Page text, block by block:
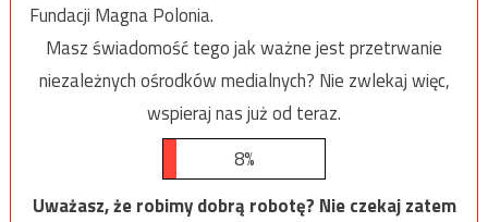
Fundacji Magna Polonia.
Masz świadomość tego jak ważne jest przetrwanie
niezależnych ośrodków medialnych? Nie zwlekaj więc,
wspieraj nas już od teraz.
8%
Uważasz, że robimy dobrą robotę? Nie czekaj zatem